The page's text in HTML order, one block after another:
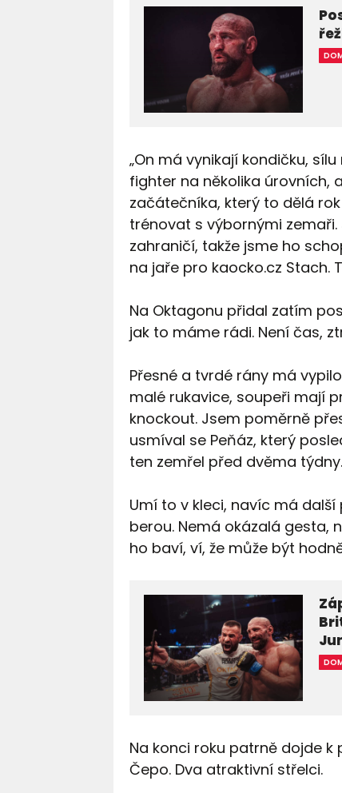
„On má vynikají kondičku,
fighter na několika úrovních,
začátečníka, který to dělá
trénovat s výbornými
zahraničí, takže jsme ho
na jaře pro kaocko.cz Stach.
Na Oktagonu přidal zatím
jak to máme rádi. Není čas,
Přesné a tvrdé rány má
malé rukavice, soupeři mají
knockout. Jsem poměrně
usmíval se Peňáz, který
ten zemřel před dvěma týdny.
Umí to v kleci, navíc má další
berou. Nemá okázalá gesta,
ho baví, ví, že může být
Na konci roku patrně dojde k
Čepo. Dva atraktivní střelci.